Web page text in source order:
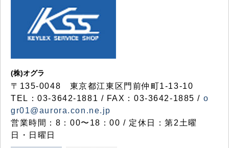
(株)オグラ
〒135-0048 東京都江東区門前仲町1-13-10
TEL：03-3642-1881 / FAX：03-3642-1885 / o
gr01@aurora.con.ne.jp
営業時間：8：00〜18：00 / 定休日：第2土曜
日・日曜日